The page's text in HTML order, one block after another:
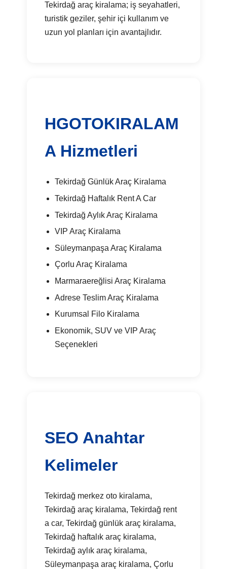
Tekirdağ araç kiralama; iş seyahatleri,
turistik geziler, şehir içi kullanım ve
uzun yol planları için avantajlıdır.
HGOTOKIRALAM
A Hizmetleri
Tekirdağ Günlük Araç Kiralama
Tekirdağ Haftalık Rent A Car
Tekirdağ Aylık Araç Kiralama
VIP Araç Kiralama
Süleymanpaşa Araç Kiralama
Çorlu Araç Kiralama
Marmaraereğlisi Araç Kiralama
Adrese Teslim Araç Kiralama
Kurumsal Filo Kiralama
Ekonomik, SUV ve VIP Araç
Seçenekleri
SEO Anahtar
Kelimeler
Tekirdağ merkez oto kiralama,
Tekirdağ araç kiralama, Tekirdağ rent
a car, Tekirdağ günlük araç kiralama,
Tekirdağ haftalık araç kiralama,
Tekirdağ aylık araç kiralama,
Süleymanpaşa araç kiralama, Çorlu